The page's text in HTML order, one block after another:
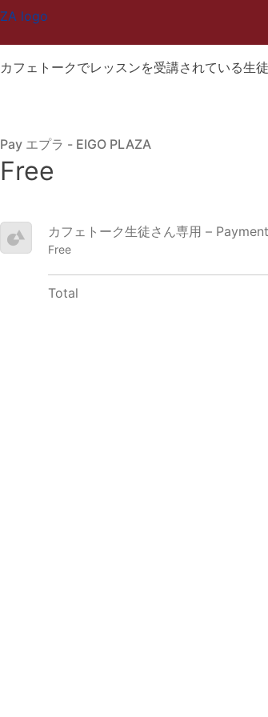
カフェトークでレッスンを受講されている生
Pay エプラ - EIGO PLAZA
Free
カフェトーク生徒さん専用 – Payment
Free
Total